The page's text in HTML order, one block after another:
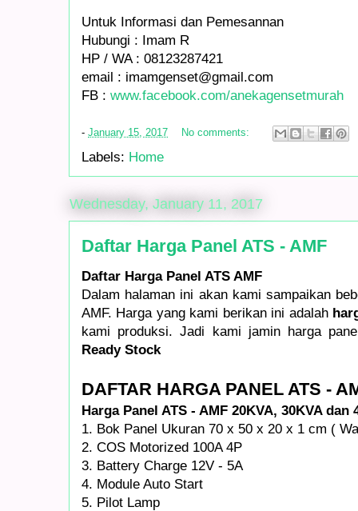
Untuk Informasi dan Pemesannan
Hubungi : Imam R
HP / WA : 08123287421
email : imamgenset@gmail.com
FB : www.facebook.com/anekagensetmurah
- January 15, 2017 No comments:
Labels: Home
Wednesday, January 11, 2017
Daftar Harga Panel ATS - AMF
Daftar Harga Panel ATS AMF
Dalam halaman ini akan kami sampaikan
AMF. Harga yang kami berikan ini adalah
kami produksi. Jadi kami jamin harga
Ready Stock
DAFTAR HARGA PANEL ATS -
Harga Panel ATS - AMF 20KVA, 30KVA dan
1. Bok Panel Ukuran 70 x 50 x 20 x 1 cm (
2. COS Motorized 100A 4P
3. Battery Charge 12V - 5A
4. Module Auto Start
5. Pilot Lamp